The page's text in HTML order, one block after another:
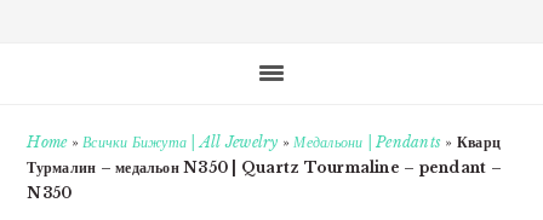
Home»Всички Бижута | All Jewelry »Медальони | Pendants » Кварц
Турмалин – медальон N350 | Quartz Tourmaline – pendant –
N350